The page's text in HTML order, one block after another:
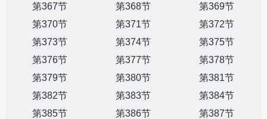
第367节
第368节
第369节
第370节
第371节
第372节
第373节
第374节
第375节
第376节
第377节
第378节
第379节
第380节
第381节
第382节
第383节
第384节
第385节
第386节
第387节